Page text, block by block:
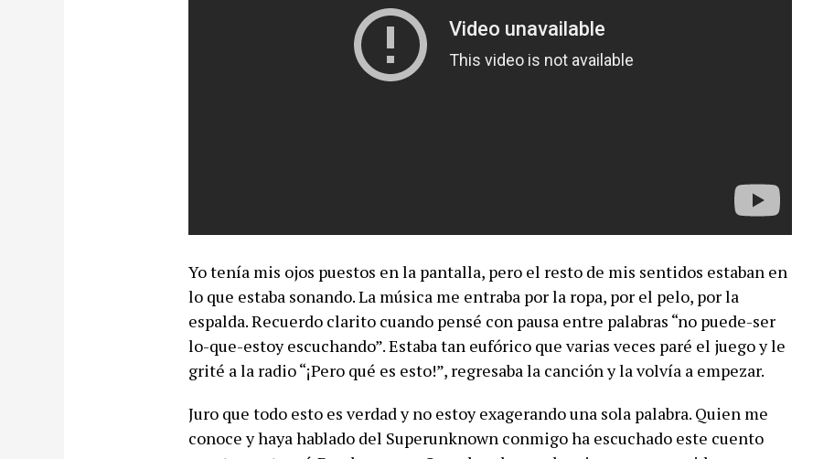
Yo tenía mis ojos puestos en la pantalla, pero el resto de mis sentidos estaban en
lo que estaba sonando. La música me entraba por la ropa, por el pelo, por la
espalda. Recuerdo clarito cuando pensé con pausa entre palabras “no puede-ser
lo-que-estoy escuchando”. Estaba tan eufórico que varias veces paré el juego y le
grité a la radio “¡Pero qué es esto!”, regresaba la canción y la volvía a empezar.
Juro que todo esto es verdad y no estoy exagerando una sola palabra. Quien me
conoce y haya hablado del Superunknown conmigo ha escuchado este cuento